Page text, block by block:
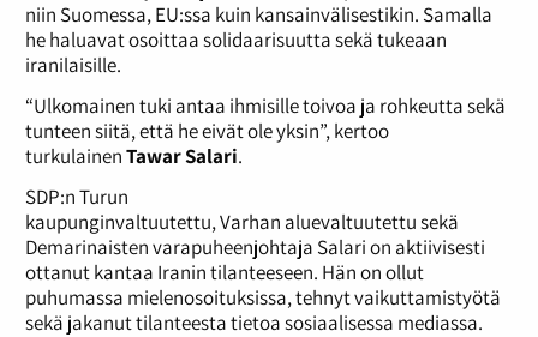
niin Suomessa, EU:ssa kuin kansainvälisestikin. Samalla
he haluavat osoittaa solidaarisuutta sekä tukeaan
iranilaisille.
“Ulkomainen tuki antaa ihmisille toivoa ja rohkeutta sekä
tunteen siitä, että he eivät ole yksin”, kertoo
turkulainenTawar Salari.
SDP:n Turun
kaupunginvaltuutettu, Varhan aluevaltuutettu sekä
Demarinaisten varapuheenjohtaja Salari on aktiivisesti
ottanut kantaa Iranin tilanteeseen. Hän on ollut
puhumassa mielenosoituksissa, tehnyt vaikuttamistyötä
sekä jakanut tilanteesta tietoa sosiaalisessa mediassa.